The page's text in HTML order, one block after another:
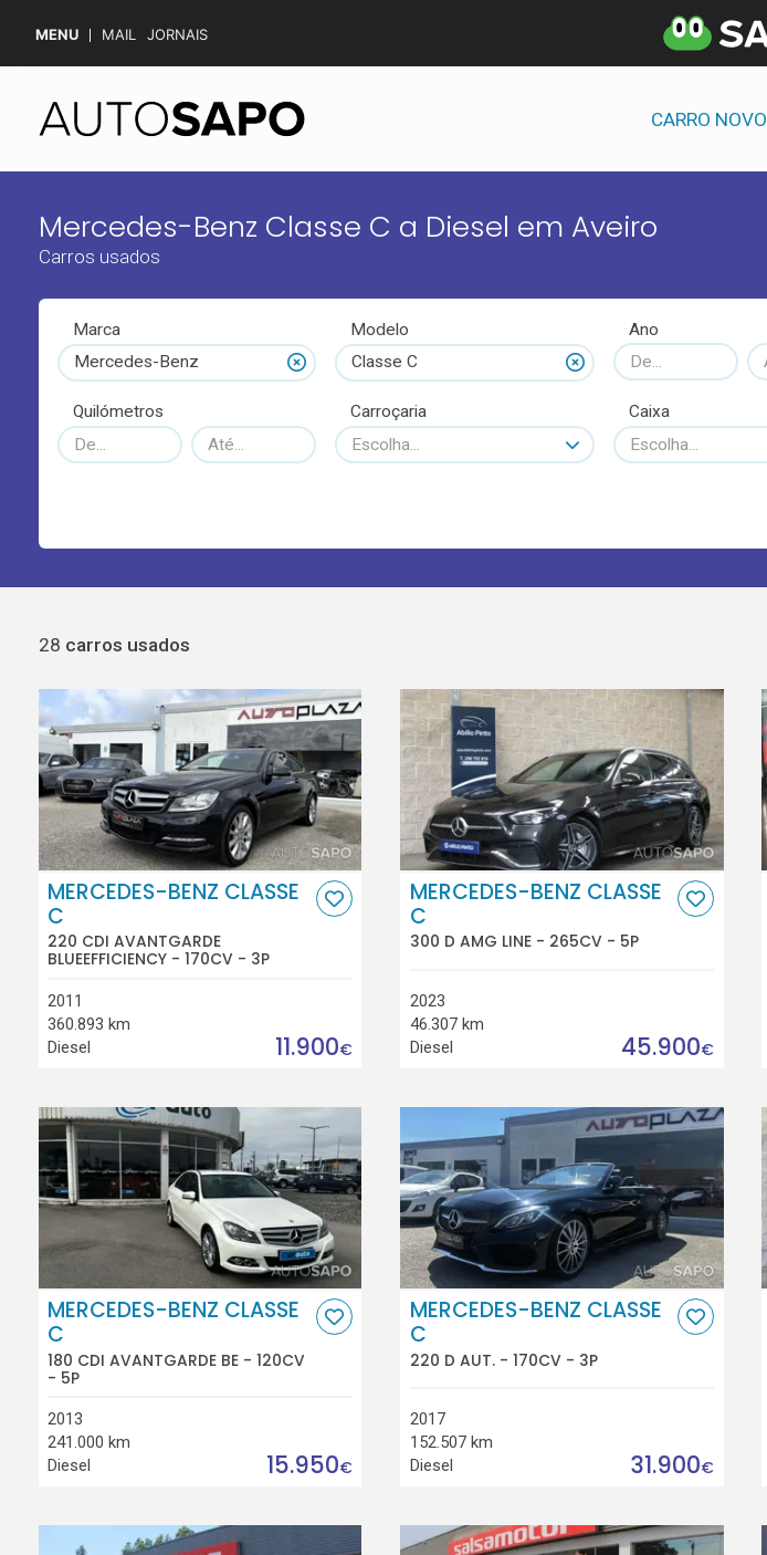
MENU MAIL JORNAIS
CARRO NOVO
Mercedes-Benz Classe C a Diesel em Aveiro
Carros usados
Marca
Mercedes-Benz
Modelo
Classe C
Ano
Quilómetros
Carroçaria
Escolha...
Caixa
Escolha...
28 carros usados
MERCEDES-BENZ CLASSE
C
220 CDI AVANTGARDE
BLUEEFFICIENCY - 170CV - 3P
2011
360.893 km
Diesel
11.900€
MERCEDES-BENZ CLASSE
C
300 D AMG LINE - 265CV - 5P
2023
46.307 km
Diesel
45.900€
MERCEDES-BENZ CLASSE
C
180 CDI AVANTGARDE BE - 120CV
- 5P
2013
241.000 km
Diesel
15.950€
MERCEDES-BENZ CLASSE
C
220 D AUT. - 170CV - 3P
2017
152.507 km
Diesel
31.900€